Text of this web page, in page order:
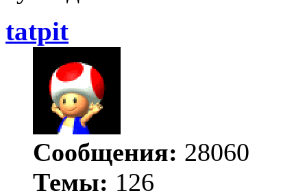
tatpit
Сообщения: 28060
Темы: 126